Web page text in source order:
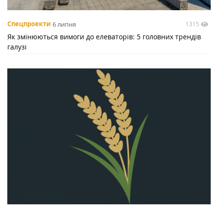
Спецпроекти 6 липня 1315
Як змінюються вимоги до елеваторів: 5 головних трендів
галузі